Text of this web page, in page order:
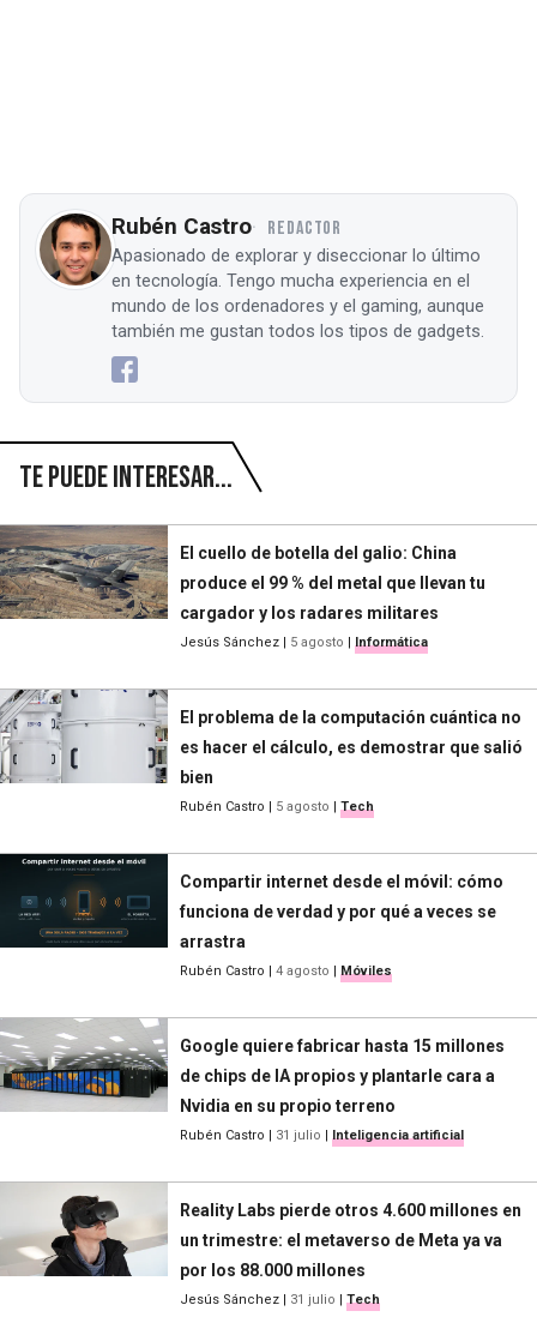
Rubén Castro REDACTOR
Apasionado de explorar y diseccionar lo último
en tecnología. Tengo mucha experiencia en el
mundo de los ordenadores y el gaming, aunque
también me gustan todos los tipos de gadgets.
Te puede interesar...
El cuello de botella del galio: China
produce el 99 % del metal que llevan tu
cargador y los radares militares
Jesús Sánchez | 5 agosto | Informática
El problema de la computación cuántica no
es hacer el cálculo, es demostrar que salió
bien
Rubén Castro | 5 agosto | Tech
Compartir internet desde el móvil: cómo
funciona de verdad y por qué a veces se
arrastra
Rubén Castro | 4 agosto | Móviles
Google quiere fabricar hasta 15 millones
de chips de IA propios y plantarle cara a
Nvidia en su propio terreno
Rubén Castro | 31 julio | Inteligencia artificial
Reality Labs pierde otros 4.600 millones en
un trimestre: el metaverso de Meta ya va
por los 88.000 millones
Jesús Sánchez | 31 julio | Tech